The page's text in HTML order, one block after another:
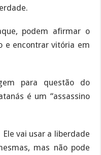
podem afirmar o
e encontrar vitória em
para questão do
é um “assassino
vai usar a liberdade
mas não pode